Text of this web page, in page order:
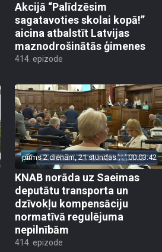
Akcijā “Palīdzēsim
sagatavoties skolai kopā!”
aicina atbalstīt Latvijas
maznodrošinātās ģimenes
414. epizode
pirms 2 dienām, 21 stundas 00:03:42
KNAB norāda uz Saeimas
deputātu transporta un
dzīvokļu kompensāciju
normatīvā regulējuma
nepilnībām
414. epizode